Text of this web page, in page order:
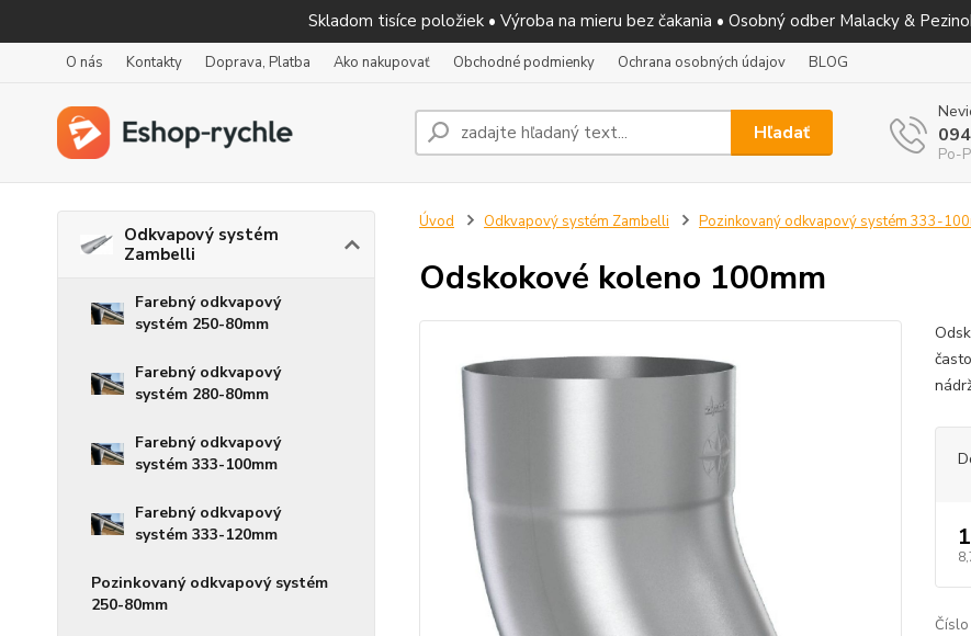
Skladom tisíce položiek • Výroba na mieru bez čakania • Osobný odber Malacky &
O nás Kontakty Doprava, Platba Ako nakupovať Obchodné podmienky Ochrana osobných údajov BLOG
Hľadať
Po-
Odkvapový systém
Zambelli
Farebný odkvapový
systém 250-80mm
Farebný odkvapový
systém 280-80mm
Farebný odkvapový
systém 333-100mm
Farebný odkvapový
systém 333-120mm
Pozinkovaný odkvapový systém
250-80mm
Úvod Odkvapový systém Zambelli Pozinkovaný odkvapový systém 333-
Odskokové koleno 100mm
Číslo